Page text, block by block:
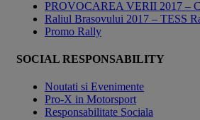
PROVOCAREA VERII 2017 –
Raliul Brasovului 2017 – TESS
Promo Rally
SOCIAL RESPONSABILITY
Noutati si Evenimente
Pro-X in Motorsport
Responsabilitate Sociala